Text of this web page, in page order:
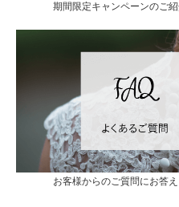
期間限定キャンペーンのご紹
お客様からのご質問にお答え